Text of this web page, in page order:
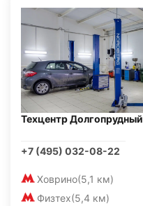
Техцентр Долгопрудный
+7 (495) 032-08-22
Ховрино(5,1 км)
Физтех(5,4 км)